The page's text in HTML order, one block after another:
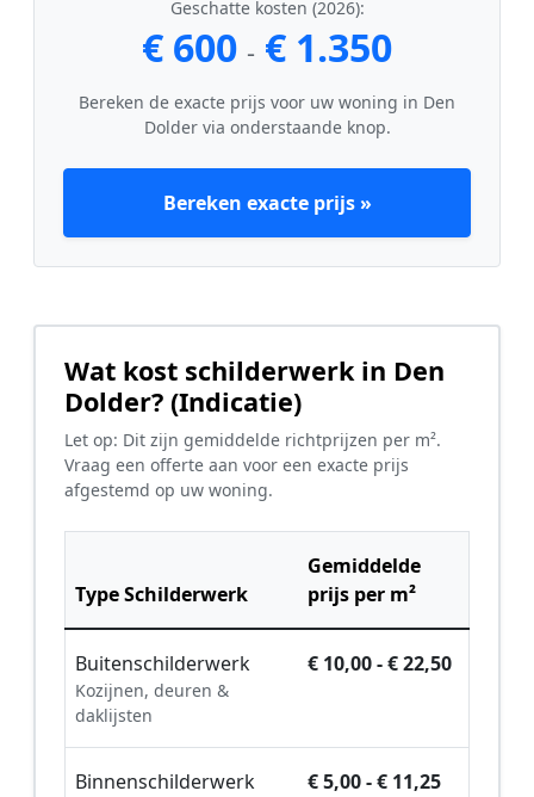
Geschatte kosten (2026):
€ 600 - € 1.350
Bereken de exacte prijs voor uw woning in Den
Dolder via onderstaande knop.
Bereken exacte prijs »
Wat kost schilderwerk in Den
Dolder? (Indicatie)
Let op: Dit zijn gemiddelde richtprijzen per m².
Vraag een offerte aan voor een exacte prijs
afgestemd op uw woning.
Type Schilderwerk
Gemiddelde
prijs per m²
Buitenschilderwerk
Kozijnen, deuren &
daklijsten
€ 10,00 - € 22,50
Binnenschilderwerk € 5,00 - € 11,25